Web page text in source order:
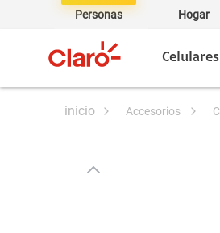
Personas Hogar
Celulares
accesorios